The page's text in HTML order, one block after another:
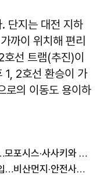
단지는 대전 지하
까이 위치해 편리
선 트램(추진)이
1, 2호선 환승이 가
로의 이동도 용이하
현대건설, 목동10단지 수주 출사표…모포시스·사사키와 협업
현대건설, 철거 현장에 살수드론 투입…비산먼지·안전사고 줄인다